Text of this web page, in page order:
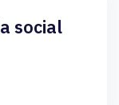
social